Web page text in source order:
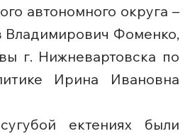
автономного округа –
Фоменко,
г. Нижневартовска по
Ирина Ивановна
ектениях были